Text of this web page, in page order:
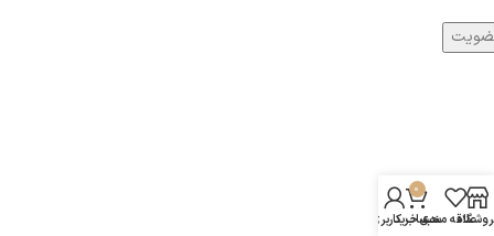
علاقه مندی
0
سبد خرید
حساب کاربری من